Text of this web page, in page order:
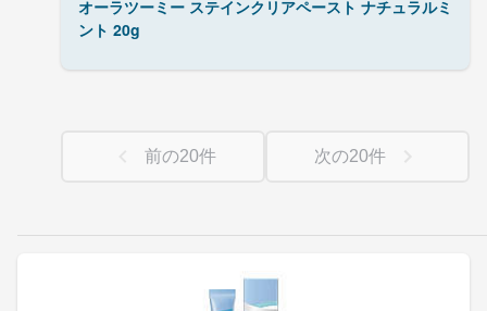
オーラツーミー ステインクリアペースト ナチュラルミ
ント 20g
前の20件 次の20件